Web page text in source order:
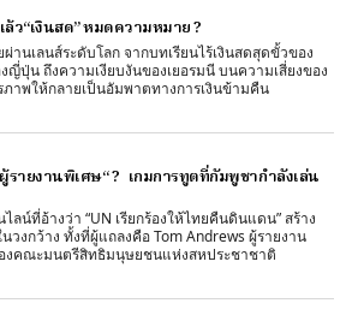
ว“เงินสด” หมดความหมาย ?
ผ่านเลนส์ระดับโลก จากบทเรียนไร้เงินสดสุดขั้วของ
ญี่ปุ่น ถึงความเงียบงันของเยอรมนี บนความเสี่ยงของ
ภาพให้กลายเป็นอัมพาตทางการเงินข้ามคืน
ผู้รายงานพิเศษ“ ? เกมการทูตที่กัมพูชากำลังเล่น
ลน์ที่อ้างว่า “UN เรียกร้องให้ไทยคืนดินแดน” สร้าง
วงกว้าง ทั้งที่ผู้แถลงคือ Tom Andrews ผู้รายงาน
คณะมนตรีสิทธิมนุษยชนแห่งสหประชาชาติ